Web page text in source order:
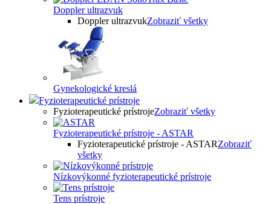
Doppler ultrazvuk
Doppler ultrazvukZobraziť všetky
Gynekologické kreslá
Fyzioterapeutické prístroje
Fyzioterapeutické prístrojeZobraziť všetky
Fyzioterapeutické prístroje - ASTAR
Fyzioterapeutické prístroje - ASTARZobraziť
všetky
Nízkovýkonné fyzioterapeutické prístroje
Tens prístroje